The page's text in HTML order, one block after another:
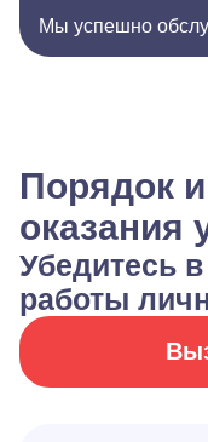
Мы успешно
Порядок
оказания
Убедитесь
работы